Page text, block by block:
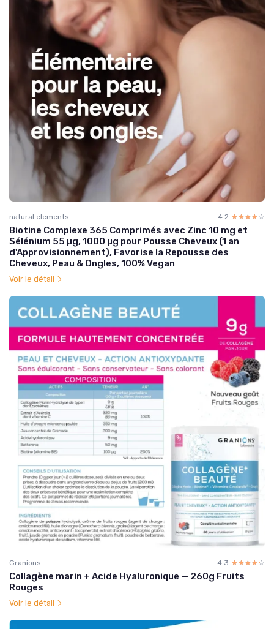
natural elements 4.2 ☆☆☆☆☆
★★★★★
Biotine Complexe 365 Comprimés avec Zinc 10 mg et
Sélénium 55 µg, 1000 µg pour Pousse Cheveux (1 an
d'Approvisionnement), Favorise la Repousse des
Cheveux, Peau & Ongles, 100% Vegan
Voir le détail
Granions 4.3 ☆☆☆☆☆
★★★★★
Collagène marin + Acide Hyaluronique — 260g Fruits
Rouges
Voir le détail